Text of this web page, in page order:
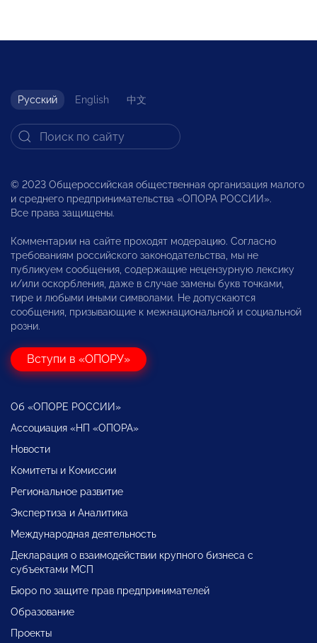
Русский English 中文
© 2023 Общероссийская общественная организация малого
и среднего предпринимательства «ОПОРА РОССИИ».
Все права защищены.
Комментарии на сайте проходят модерацию. Согласно
требованиям российского законодательства, мы не
публикуем сообщения, содержащие нецензурную лексику
и/или оскорбления, даже в случае замены букв точками,
тире и любыми иными символами. Не допускаются
сообщения, призывающие к межнациональной и социальной
розни.
Вступи в «ОПОРУ»
Об «ОПОРЕ РОССИИ»
Ассоциация «НП «ОПОРА»
Новости
Комитеты и Комиссии
Региональное развитие
Экспертиза и Аналитика
Международная деятельность
Декларация о взаимодействии крупного бизнеса с
субъектами МСП
Бюро по защите прав предпринимателей
Образование
Проекты